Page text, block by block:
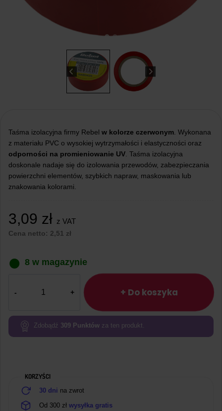
Taśma izolacyjna firmy Rebel w kolorze czerwonym . Wykonana
z materiału PVC o wysokiej wytrzymałości i elastyczności oraz
odporności na promieniowanie UV . Taśma izolacyjna
doskonale nadaje się do izolowania przewodów, zabezpieczania
powierzchni elementów, szybkich napraw, maskowania lub
znakowania kolorami.
3,09 zł z VAT
Cena netto: 2,51 zł
8 w magazynie
9,14m
+ Do koszyka
Zdobądź 309 Punktów za ten produkt.
KORZYŚCI
30 dni na zwrot
Od 300 zł wysyłka gratis